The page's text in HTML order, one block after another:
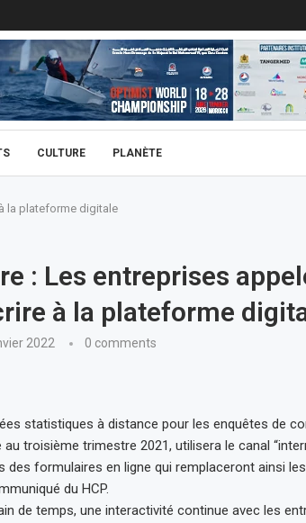
CULTURE PLANÈTE
la plateforme digitale
: Les entreprises
à la plateforme
2022 0 comments
statistiques à distance pour les enquêtes de
troisième trimestre 2021, utilisera le canal
formulaires en ligne qui remplaceront ainsi
du HCP.
de temps, une interactivité continue avec les